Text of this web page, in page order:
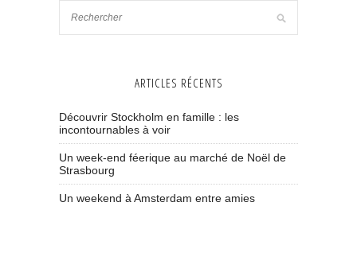
ARTICLES RÉCENTS
Découvrir Stockholm en famille : les
incontournables à voir
Un week-end féerique au marché de Noël de
Strasbourg
Un weekend à Amsterdam entre amies